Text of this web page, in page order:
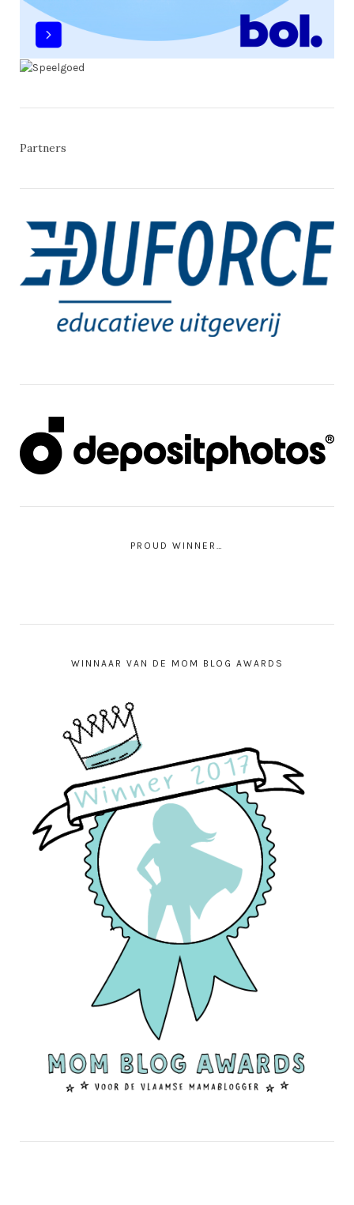
Partners
PROUD WINNER…
WINNAAR VAN DE MOM BLOG AWARDS